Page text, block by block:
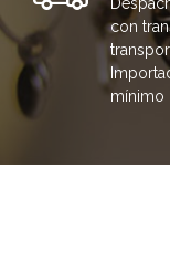
con
mínimo